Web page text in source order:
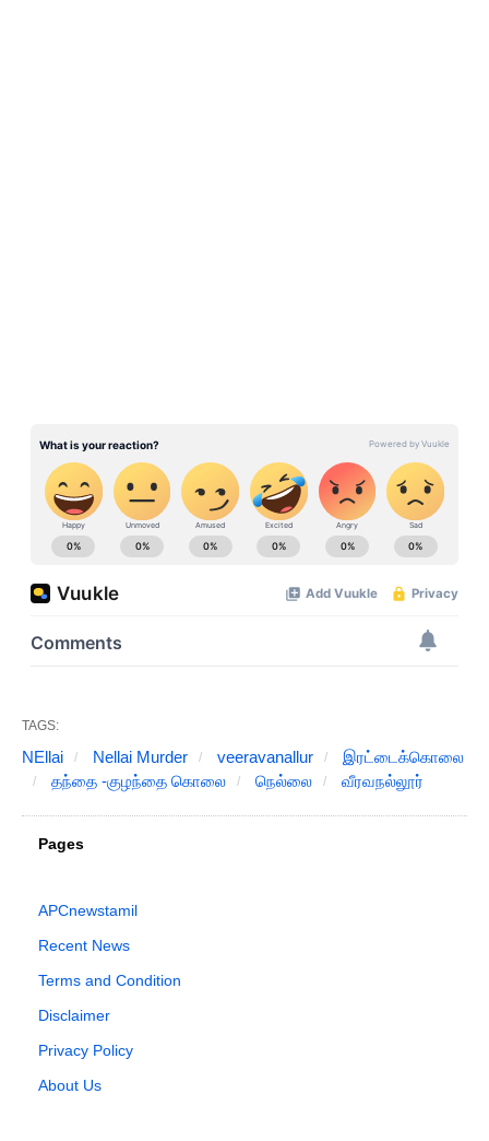
TAGS:
NEllai Nellai Murder veeravanallur
இரட்டைக்கொலை
தந்தை -குழந்தை கொலை
நெல்லை வீரவநல்லூர்
Pages
APCnewstamil
Recent News
Terms and Condition
Disclaimer
Privacy Policy
About Us